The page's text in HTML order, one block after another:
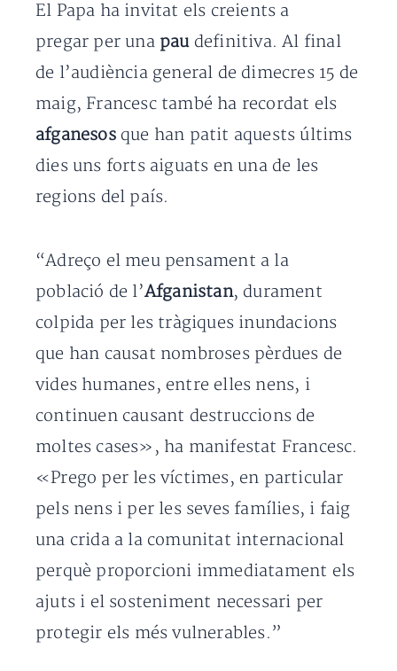
El Papa ha invitat els creients a
pregar per una pau definitiva. Al final
de l’audiència general de dimecres 15 de
maig, Francesc també ha recordat els
afganesos que han patit aquests últims
dies uns forts aiguats en una de les
regions del país.
“Adreço el meu pensament a la
població de l’Afganistan, durament
colpida per les tràgiques inundacions
que han causat nombroses pèrdues de
vides humanes, entre elles nens, i
continuen causant destruccions de
moltes cases», ha manifestat Francesc.
«Prego per les víctimes, en particular
pels nens i per les seves famílies, i faig
una crida a la comunitat internacional
perquè proporcioni immediatament els
ajuts i el sosteniment necessari per
protegir els més vulnerables.”